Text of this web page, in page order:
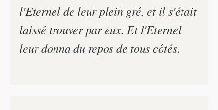
l'Eternel de leur plein gré, et il s'était
laissé trouver par eux. Et l'Eternel
leur donna du repos de tous côtés.